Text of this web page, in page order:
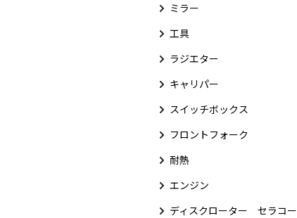
ミラー
工具
ラジエター
キャリパー
スイッチボックス
フロントフォーク
耐熱
エンジン
ディスクローター セラコー